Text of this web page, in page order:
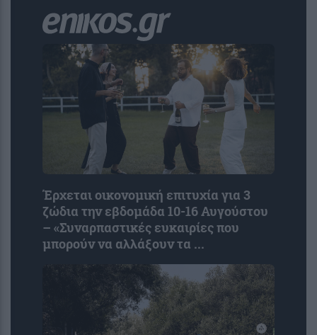
Έρχεται οικονομική επιτυχία για 3
ζώδια την εβδομάδα 10-16 Αυγούστου
– «Συναρπαστικές ευκαιρίες που
μπορούν να αλλάξουν τα ...